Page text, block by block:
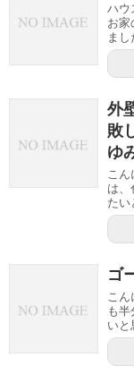
ハウ
お家
まし
外
敗
ゆ
こ
は、
たい
ゴ
こ
も
いと